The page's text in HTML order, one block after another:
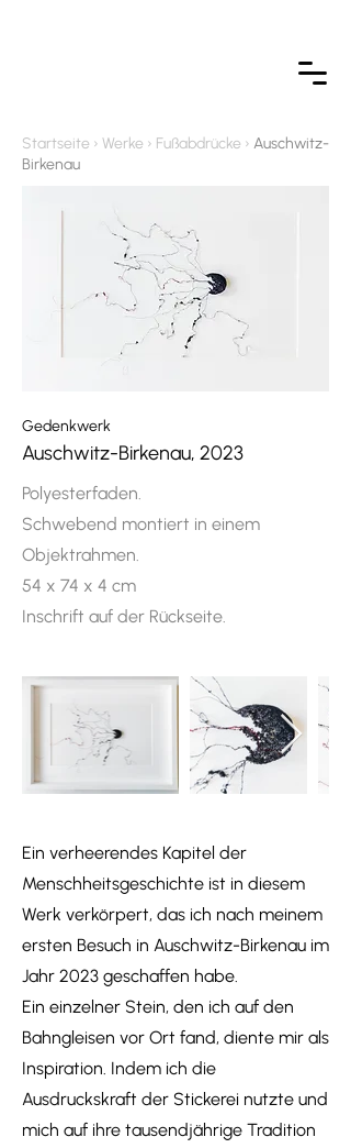
Startseite › Werke › Fußabdrücke › Auschwitz-
Birkenau
Gedenkwerk
Auschwitz-Birkenau, 2023
Polyesterfaden.
Schwebend montiert in einem
Objektrahmen.
54 x 74 x 4 cm
Inschrift auf der Rückseite.
Ein verheerendes Kapitel der
Menschheitsgeschichte ist in diesem
Werk verkörpert, das ich nach meinem
ersten Besuch in Auschwitz-Birkenau im
Jahr 2023 geschaffen habe.
Ein einzelner Stein, den ich auf den
Bahngleisen vor Ort fand, diente mir als
Inspiration. Indem ich die
Ausdruckskraft der Stickerei nutzte und
mich auf ihre tausendjährige Tradition